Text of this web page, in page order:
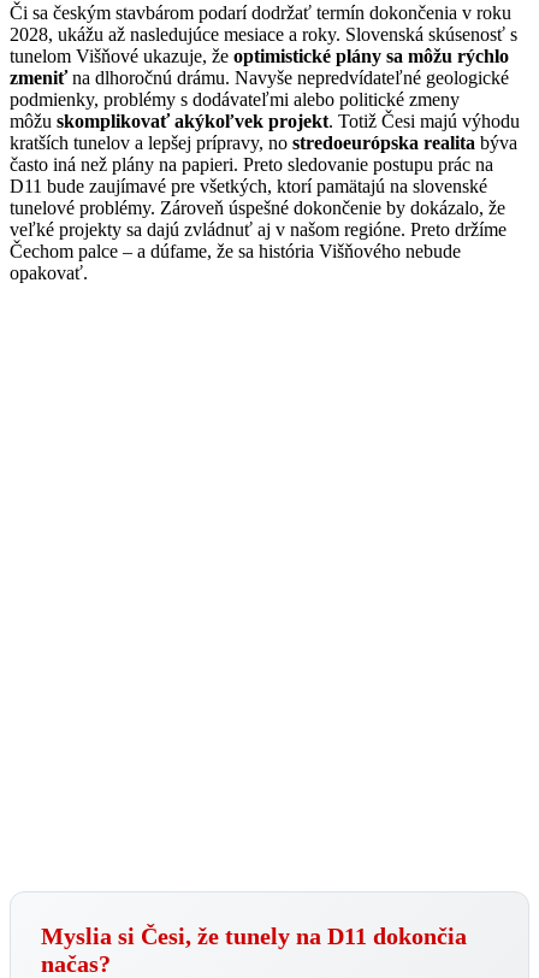
Či sa českým stavbárom podarí dodržať termín dokončenia v roku
2028, ukážu až nasledujúce mesiace a roky. Slovenská skúsenosť s
tunelom Višňové ukazuje, že optimistické plány sa môžu rýchlo
zmeniťna dlhoročnú drámu. Navyše nepredvídateľné geologické
podmienky, problémy s dodávateľmi alebo politické zmeny
môžu skomplikovať akýkoľvek projekt. Totiž Česi majú výhodu
kratších tunelov a lepšej prípravy, no stredoeurópska realita býva
často iná než plány na papieri. Preto sledovanie postupu prác na
D11 bude zaujímavé pre všetkých, ktorí pamätajú na slovenské
tunelové problémy. Zároveň úspešné dokončenie by dokázalo, že
veľké projekty sa dajú zvládnuť aj v našom regióne. Preto držíme
Čechom palce – a dúfame, že sa história Višňového nebude
opakovať.
Myslia si Česi, že tunely na D11 dokončia
načas?